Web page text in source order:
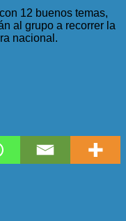
12 buenos temas,
al grupo a recorrer la
nacional.